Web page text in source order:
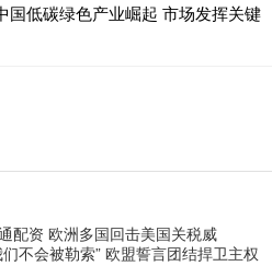
国低碳绿色产业崛起 市场发挥关键
配资 欧洲多国回击美国关税威
们不会被勒索” 欧盟誓言团结捍卫主权